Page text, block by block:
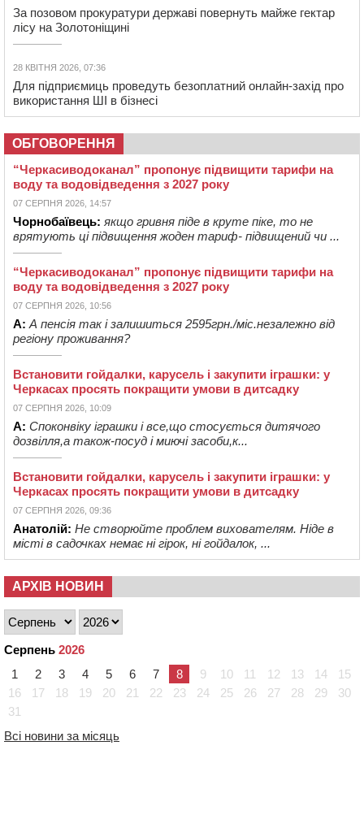
За позовом прокуратури державі повернуть майже гектар
лісу на Золотоніщині
28 КВІТНЯ 2026, 07:36
Для підприємиць проведуть безоплатний онлайн-захід про
використання ШІ в бізнесі
ОБГОВОРЕННЯ
“Черкасиводоканал” пропонує підвищити тарифи на
воду та водовідведення з 2027 року
07 СЕРПНЯ 2026, 14:57
Чорнобаївець: якщо гривня піде в круте піке, то не
врятують ці підвищення жоден тариф- підвищений чи ...
“Черкасиводоканал” пропонує підвищити тарифи на
воду та водовідведення з 2027 року
07 СЕРПНЯ 2026, 10:56
А: А пенсія так і залишиться 2595грн./міс.незалежно від
регіону проживання?
Встановити гойдалки, карусель і закупити іграшки: у
Черкасах просять покращити умови в дитсадку
07 СЕРПНЯ 2026, 10:09
А: Споконвіку іграшки і все,що стосується дитячого
дозвілля,а також-посуд і миючі засоби,к...
Встановити гойдалки, карусель і закупити іграшки: у
Черкасах просять покращити умови в дитсадку
07 СЕРПНЯ 2026, 09:36
Анатолій: Не створюйте проблем вихователям. Ніде в
місті в садочках немає ні гірок, ні гойдалок, ...
АРХІВ НОВИН
Серпень 2026
1
2 3 4 5 6 7 8 9 10 11 12 13 14
15
16
17 18 19 20 21 22 23 24 25 26 27 28 29
30
31
Всі новини за місяць